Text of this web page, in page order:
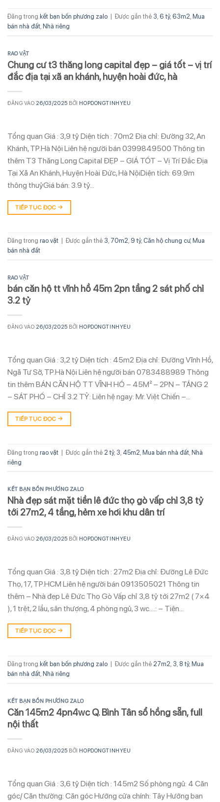
Đăng trong kết bạn bốn phương zalo Được gắn thẻ 3, 6 tỷ, 63m2, Mua
bán nhà đất, Nhà riêng
RAO VẶT
Chung cư t3 thăng long capital đẹp – giá tốt – vị trí
đắc địa tại xã an khánh, huyện hoài đức, hà
ĐĂNG VÀO 26/03/2025 BỞI HOPDONGTINHYEU
Tổng quan Giá : 3,9 tỷ Diện tích : 70m2 Địa chỉ: Đường 32, An
Khánh, TP.Hà Nội Liên hệ người bán 0399849500 Thông tin
thêm T3 Thăng Long Capital ĐẸP – GIÁ TỐT – Vị Trí Đắc Địa
Tại Xã An Khánh, Huyện Hoài Đức, Hà NộiDiện tích: 69.9m
thông thuỷGiá bán: 3.9 tỷ…
TIẾP TỤC ĐỌC →
Đăng trong rao vặt Được gắn thẻ 3 70m2 9 tỷ, Căn hộ chung cư, Mua
bán nhà đất
RAO VẶT
bán căn hộ tt vĩnh hồ 45m 2pn tầng 2 sát phố chỉ
3.2 tỷ
ĐĂNG VÀO 26/03/2025 BỞI HOPDONGTINHYEU
Tổng quan Giá : 3,2 tỷ Diện tích : 45m2 Địa chỉ: Đường Vĩnh Hồ,
Ngã Tư Sở, TP.Hà Nội Liên hệ người bán 0783488989 Thông
tin thêm BÁN CĂN HỘ TT VĨNH HỒ – 45M² – 2PN – TẦNG 2
– SÁT PHỐ – CHỈ 3.2 TỶ: Liên hệ ngay: Mr. Việt Chiến –…
TIẾP TỤC ĐỌC →
Đăng trong rao vặt | Được gắn thẻ 2 tỷ, 3 45m2 Mua bán nhà đất Nhà
riêng
KẾT BẠN BỐN PHƯƠNG ZALO
Nhà đẹp sát mặt tiền lê đức thọ gò vấp chỉ 3,8 tỷ
tới 27m2, 4 tầng, hẻm xe hơi khu dân trí
ĐĂNG VÀO 26/03/2025 BỞI HOPDONGTINHYEU
Tổng quan Giá : 3,8 tỷ Diện tích : 27m2 Địa chỉ: Đường Lê Đức
Thọ, 17, TP.HCM Liên hệ người bán 0913505021 Thông tin
thêm – Nhà đẹp Lê Đức Thọ Gò Vấp chỉ 3,8 tỷ tới 27m2 ( 7×4
), 1 trệt, 2 lầu, sân thượng, 4 phòng ngủ, 3 wc….: – Tiện…
TIẾP TỤC ĐỌC →
Đăng trong kết bạn bốn phương zalo Được gắn thẻ 27m2, 3, 8 tỷ, Mua
bán nhà đất, Nhà riêng
KẾT BẠN BỐN PHƯƠNG ZALO
Căn 145m2 4pn4wc Q. Bình Tân sổ hồng sẵn, full
nội thất
ĐĂNG VÀO 26/03/2025 BỞI HOPDONGTINHYEU
Tổng quan Giá : 3,6 tỷ Diện tích : 145m2 Số phòng ngủ: 4 Căn
góc/ Căn thường: Căn góc Hướng cửa chính: Tây Hướng ban